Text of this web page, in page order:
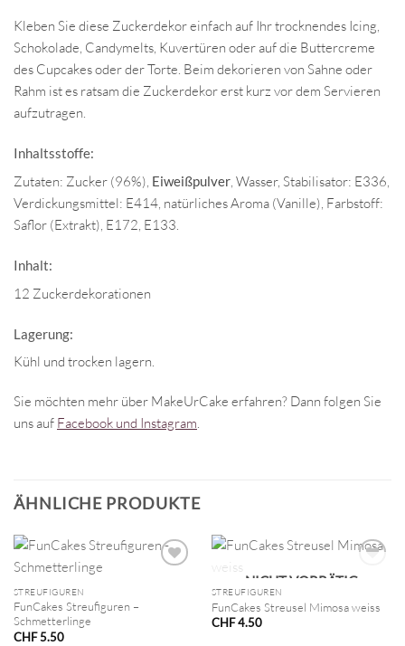
Kleben Sie diese Zuckerdekor einfach auf Ihr trocknendes Icing,
Schokolade, Candymelts, Kuvertüren oder auf die Buttercreme
des Cupcakes oder der Torte. Beim dekorieren von Sahne oder
Rahm ist es ratsam die Zuckerdekor erst kurz vor dem Servieren
aufzutragen.
Inhaltsstoffe:
Zutaten: Zucker (96%), Eiweißpulver, Wasser, Stabilisator: E336,
Verdickungsmittel: E414, natürliches Aroma (Vanille), Farbstoff:
Saflor (Extrakt), E172, E133.
Inhalt:
12 Zuckerdekorationen
Lagerung:
Kühl und trocken lagern.
Sie möchten mehr über MakeUrCake erfahren? Dann folgen Sie
uns auf Facebook und Instagram.
ÄHNLICHE PRODUKTE
STREUFIGUREN
FunCakes Streufiguren –
Schmetterlinge
CHF5.50
NICHT VORRÄTIG
STREUFIGUREN
FunCakes Streusel Mimosa weiss
CHF4.50